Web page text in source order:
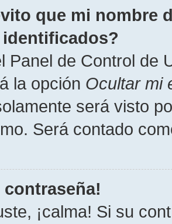
que mi nombre
Panel de Control de
la opción Ocultar mi
será visto
Será contado
contraseña!
¡calma! Si su